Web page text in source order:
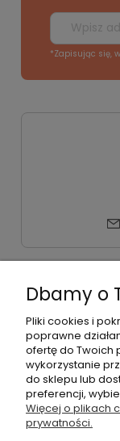
*Zapisując się,
Dbamy o
Pliki cookies i
poprawne
ofertę do Twoich
wykorzystanie
do sklepu lub
preferencji,
Więcej o plikach
prywatności.